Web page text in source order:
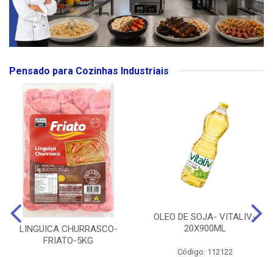
Pensado para Cozinhas Industriais
LINGUICA CHURRASCO-
FRIATO-5KG
OLEO DE SOJA- VITALIV-
20X900ML
Código: 112122